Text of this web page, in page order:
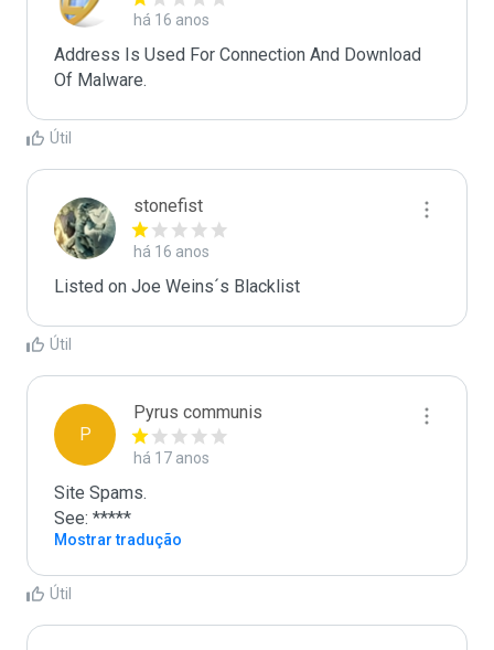
há 16 anos
Address Is Used For Connection And Download
Of Malware.
Útil
stonefist
há 16 anos
Listed on Joe Weins´s Blacklist
Útil
P
Pyrus communis
há 17 anos
Site Spams.
See: *****
Mostrar tradução
Útil